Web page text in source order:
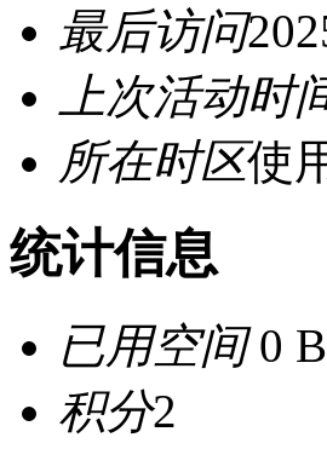
最后访问
上次活动时
所在时区使
统计信息
已用空间0 B
积分2